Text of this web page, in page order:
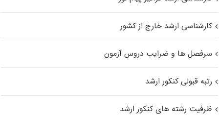
کارشناسی ارشد خارج از کشور
سرفصل ها و ضرایب دروس آزمون
رتبه قبولی کنکور ارشد
ظرفیت رشته های کنکور ارشد